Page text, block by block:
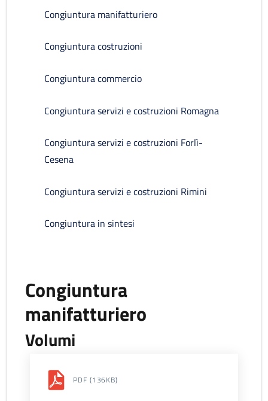
Congiuntura manifatturiero
Congiuntura costruzioni
Congiuntura commercio
Congiuntura servizi e costruzioni Romagna
Congiuntura servizi e costruzioni Forlì-
Cesena
Congiuntura servizi e costruzioni Rimini
Congiuntura in sintesi
Congiuntura
manifatturiero
Volumi
PDF (136KB)